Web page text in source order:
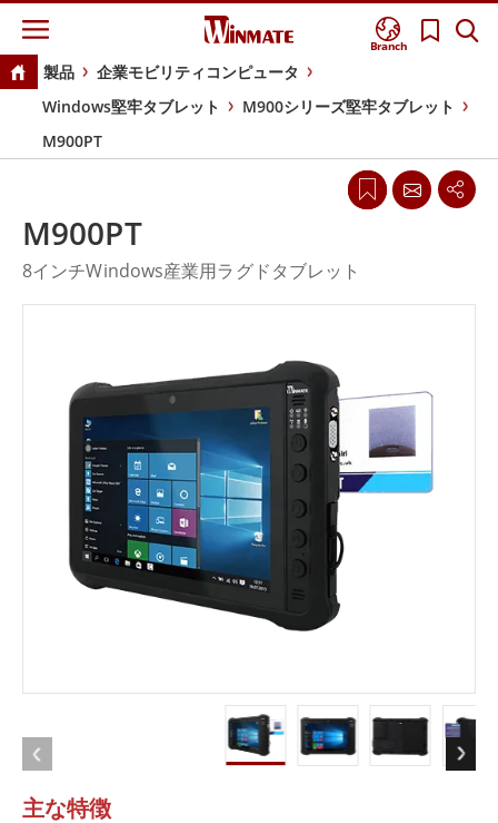
Branch
製品
企業モビリティコンピュータ
Windows堅牢タブレット
M900シリーズ堅牢タブレット
M900PT
主な特徴
M900PT
8インチWindows産業用ラグドタブレット